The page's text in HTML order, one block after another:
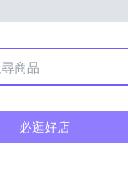
必逛好店